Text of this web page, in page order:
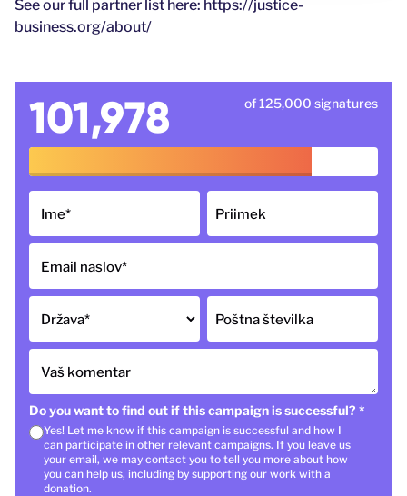
See our full partner list here: https://justice-
business.org/about/
101,978 of 125,000 signatures
Ime* Priimek
Email naslov*
Država* Poštna številka
Vaš komentar
Do you want to find out if this campaign is successful? *
Yes! Let me know if this campaign is successful and how I
can participate in other relevant campaigns. If you leave us
your email, we may contact you to tell you more about how
you can help us, including by supporting our work with a
donation.